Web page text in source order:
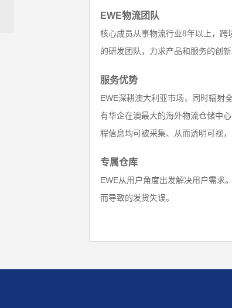
EWE物流团队
核心成员从事物流行业8年以上，
的研发团队，力求产品和服务的创新
服务优势
EWE深耕澳大利亚市场，同时辐射
有华企在澳最大的海外物流仓储中
程信息均可被采集、从而透明可视
专属仓库
EWE从用户角度出发解决用户需求
而导致的发货失误。